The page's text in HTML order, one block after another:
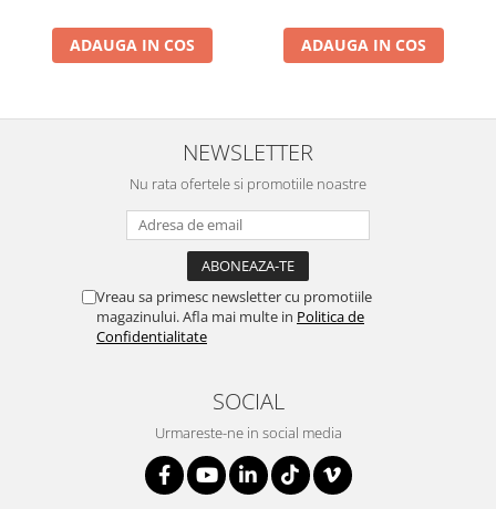
ADAUGA IN COS ADAUGA IN COS
NEWSLETTER
Nu rata ofertele si promotiile noastre
Vreau sa primesc newsletter cu promotiile
magazinului. Afla mai multe in Politica de
Confidentialitate
SOCIAL
Urmareste-ne in social media